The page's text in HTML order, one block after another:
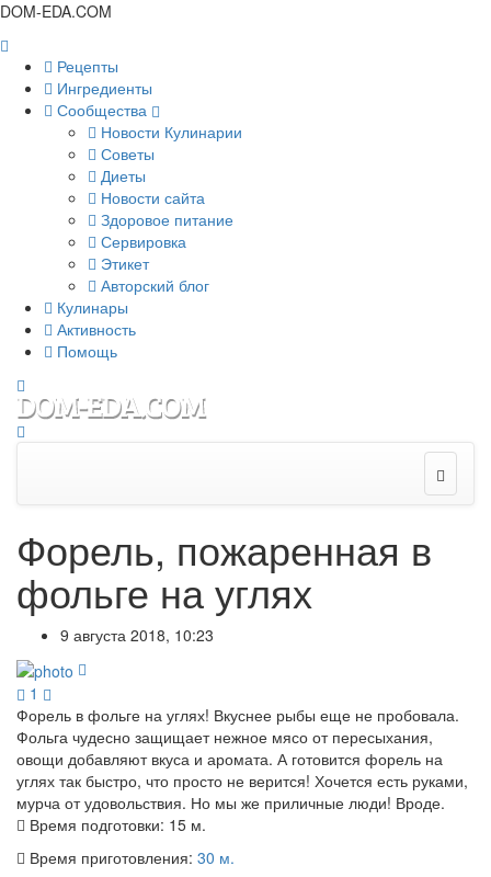
DOM-EDA.COM
Рецепты
Ингредиенты
Сообщества
Новости Кулинарии
Советы
Диеты
Новости сайта
Здоровое питание
Сервировка
Этикет
Авторский блог
Кулинары
Активность
Помощь
Форель, пожаренная в
фольге на углях
9 августа 2018, 10:23
1
Форель в фольге на углях! Вкуснее рыбы еще не пробовала.
Фольга чудесно защищает нежное мясо от пересыхания,
овощи добавляют вкуса и аромата. А готовится форель на
углях так быстро, что просто не верится! Хочется есть руками,
мурча от удовольствия. Но мы же приличные люди! Вроде.
Время подготовки: 15 м.
Время приготовления: 30 м.